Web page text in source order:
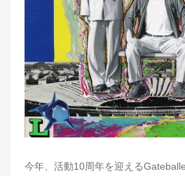
今年、活動10周年を迎える